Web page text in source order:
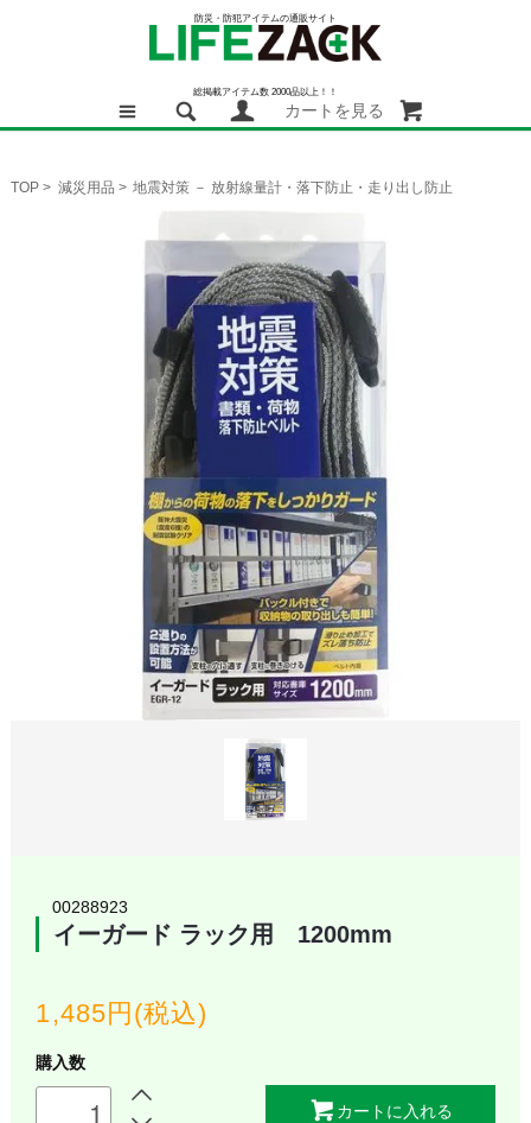
防災・防犯アイテムの通販サイト
総掲載アイテム数 2000品以上！！
カートを見る
TOP > 減災用品 > 地震対策 － 放射線量計・落下防止・走り出し防止
00288923
イーガード ラック用 1200mm
1,485円(税込)
購入数
カートに入れる